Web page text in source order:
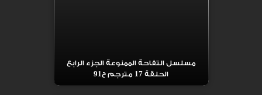
مسلسل التفاحة الممنوعة الجزء الرابع
الحلقة 17 مترجم ح91